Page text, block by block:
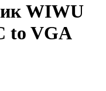
WIWU
to VGA